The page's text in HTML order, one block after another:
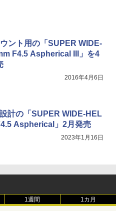
ント用の「SUPER WIDE-
F4.5 Aspherical III」を4
2016年4月6日
計の「SUPER WIDE-HEL
Aspherical」2月発売
2023年1月16日
1週間 1カ月